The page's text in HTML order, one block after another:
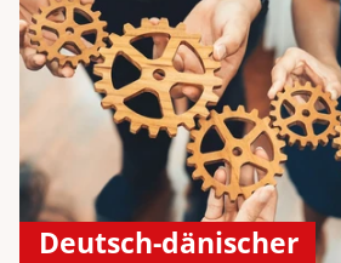
Deutsch-dänischer